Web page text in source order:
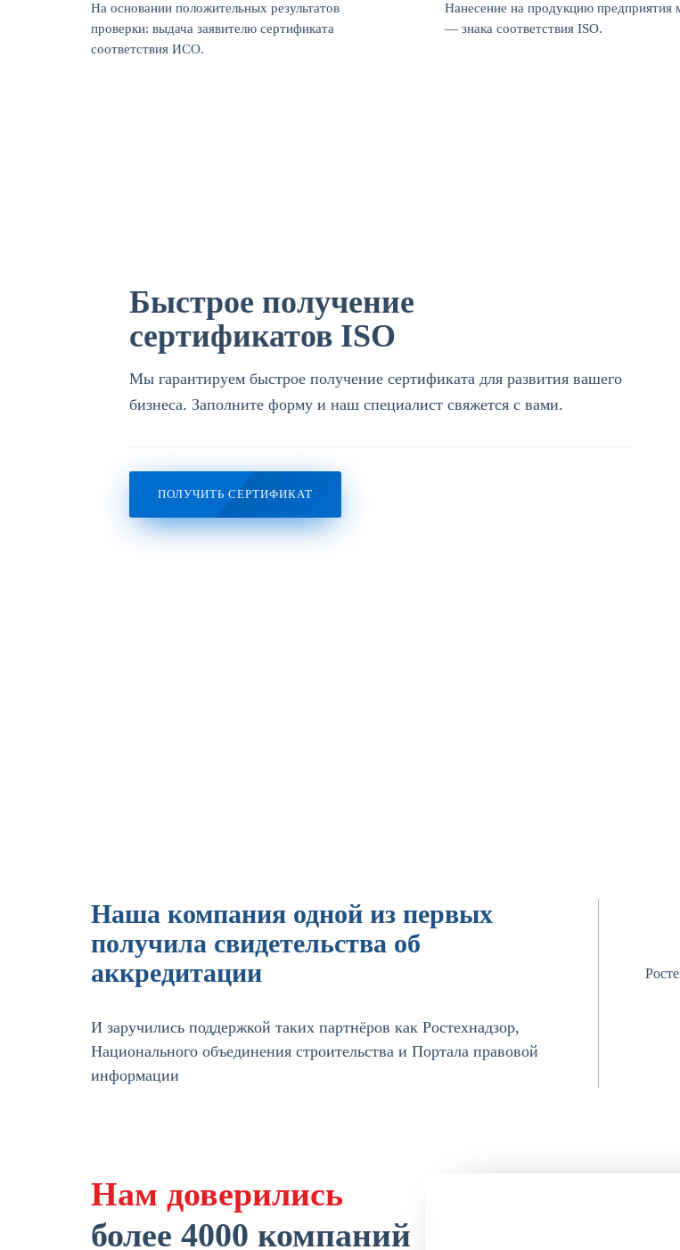
На основании положительных результатов
проверки: выдача заявителю сертификата
соответствия ИСО.
Нанесение на продукцию предприятия
— знака соответствия ISO.
Быстрое получение
сертификатов ISO
Мы гарантируем быстрое получение сертификата для развития вашего
бизнеса. Заполните форму и наш специалист свяжется с вами.
ПОЛУЧИТЬ СЕРТИФИКАТ
Наша компания одной из первых
получила свидетельства об
аккредитации
И заручились поддержкой таких партнёров как Ростехнадзор,
Национального объединения строительства и Портала правовой
информации
Нам доверились
более 4000 компаний